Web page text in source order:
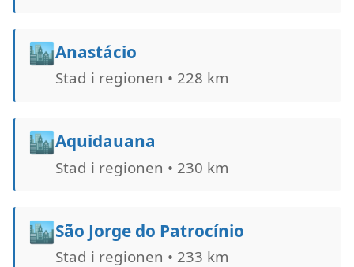
🏙️Anastácio
Stad i regionen • 228 km
🏙️Aquidauana
Stad i regionen • 230 km
🏙️São Jorge do Patrocínio
Stad i regionen • 233 km